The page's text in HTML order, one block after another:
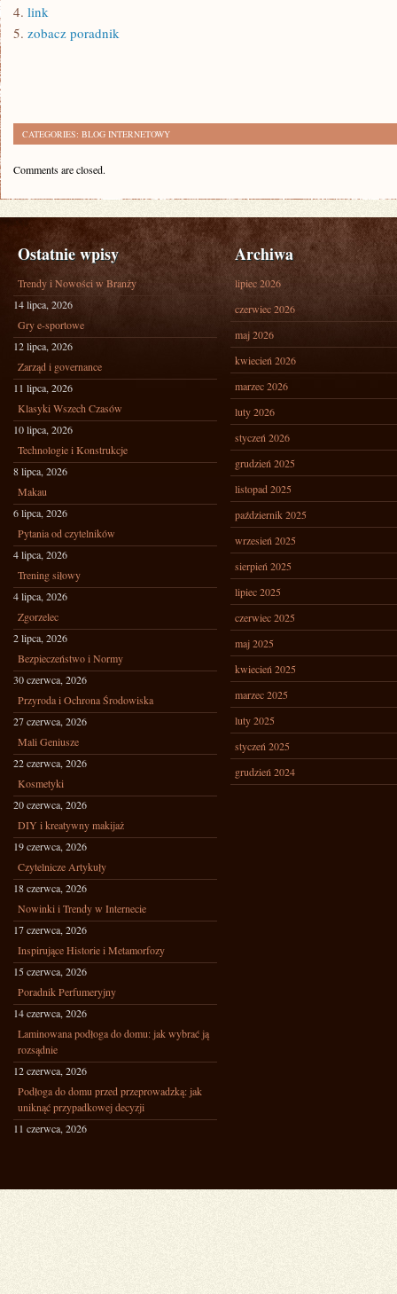
4. link
5. zobacz poradnik
CATEGORIES: BLOG INTERNETOWY
Comments are closed.
Ostatnie wpisy
Trendy i Nowości w Branży
14 lipca, 2026
Gry e-sportowe
12 lipca, 2026
Zarząd i governance
11 lipca, 2026
Klasyki Wszech Czasów
10 lipca, 2026
Technologie i Konstrukcje
8 lipca, 2026
Makau
6 lipca, 2026
Pytania od czytelników
4 lipca, 2026
Trening siłowy
4 lipca, 2026
Zgorzelec
2 lipca, 2026
Bezpieczeństwo i Normy
30 czerwca, 2026
Przyroda i Ochrona Środowiska
27 czerwca, 2026
Mali Geniusze
22 czerwca, 2026
Kosmetyki
20 czerwca, 2026
DIY i kreatywny makijaż
19 czerwca, 2026
Czytelnicze Artykuły
18 czerwca, 2026
Nowinki i Trendy w Internecie
17 czerwca, 2026
Inspirujące Historie i Metamorfozy
15 czerwca, 2026
Poradnik Perfumeryjny
14 czerwca, 2026
Laminowana podłoga do domu: jak wybrać ją
rozsądnie
12 czerwca, 2026
Podłoga do domu przed przeprowadzką: jak
uniknąć przypadkowej decyzji
11 czerwca, 2026
Archiwa
lipiec 2026
czerwiec 2026
maj 2026
kwiecień 2026
marzec 2026
luty 2026
styczeń 2026
grudzień 2025
listopad 2025
październik 2025
wrzesień 2025
sierpień 2025
lipiec 2025
czerwiec 2025
maj 2025
kwiecień 2025
marzec 2025
luty 2025
styczeń 2025
grudzień 2024